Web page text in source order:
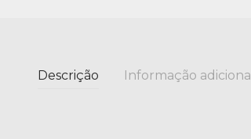
Descrição Informação adicional